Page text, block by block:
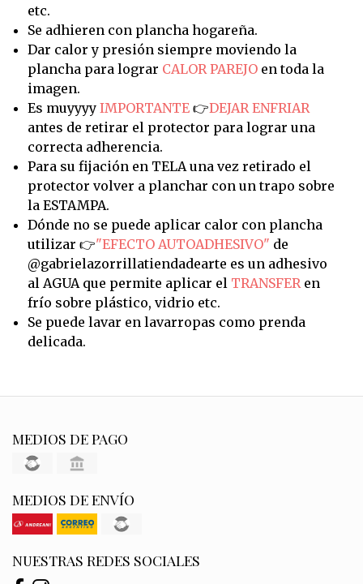
etc.
Se adhieren con plancha hogareña.
Dar calor y presión siempre moviendo la
plancha para lograr CALOR PAREJOen toda la
imagen.
Es muyyyy IMPORTANTE👉DEJAR ENFRIAR
antes de retirar el protector para lograr una
correcta adherencia.
Para su fijación en TELA una vez retirado el
protector volver a planchar con un trapo sobre
la ESTAMPA.
Dónde no se puede aplicar calor con plancha
utilizar 👉"EFECTO AUTOADHESIVO" de
@gabrielazorrillatiendadearte es un adhesivo
al AGUA que permite aplicar el TRANSFERen
frío sobre plástico, vidrio etc.
Se puede lavar en lavarropas como prenda
delicada.
MEDIOS DE PAGO
MEDIOS DE ENVÍO
NUESTRAS REDES SOCIALES